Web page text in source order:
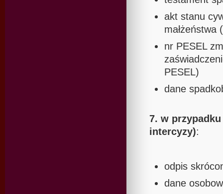
akt stanu
małżeństwa
nr PESEL
PESEL)
dane
7. w przypadku
intercyzy):
odpis
dane